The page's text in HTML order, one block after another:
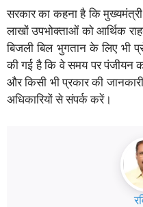
सरकार का कहना है कि
लाखों उपभोक्ताओं को आर्थिक
बिजली बिल भुगतान के लिए भी
की गई है कि वे समय पर पंजीयन
और किसी भी प्रकार की
अधिकारियों से संपर्क करें।